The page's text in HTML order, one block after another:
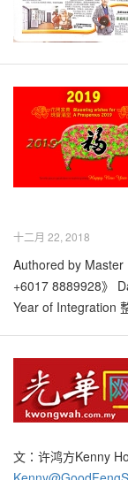
十二月 22, 2018
Authored by Master
+6017 8889928》
Year of Integration
文：许鸿方Kenny